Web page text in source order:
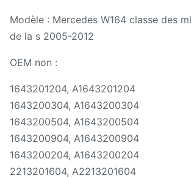
Modèle : Mercedes W164 classe des
de la s 2005-2012
OEM non :
1643201204, A1643201204
1643200304, A1643200304
1643200504, A1643200504
1643200904, A1643200904
1643200204, A1643200204
2213201604, A2213201604